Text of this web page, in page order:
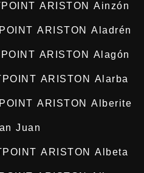
ARISTON Ainzón
ARISTON Aladrén
ARISTON Alagón
ARISTON Alarba
ARISTON Alberite
Juan
ARISTON Albeta